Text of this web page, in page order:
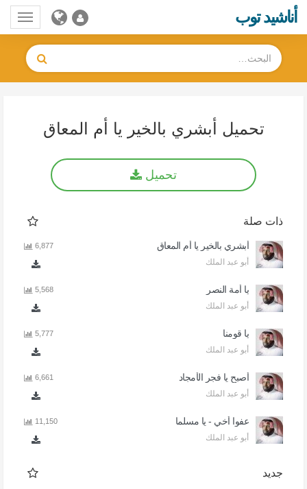
أناشيد توب
تحميل أبشري بالخير يا أم المعاق
تحميل
ذات صلة
أبشري بالخير يا أم المعاق
أبو عبد الملك
6,877
يا أمة النصر
أبو عبد الملك
5,568
يا قومنا
أبو عبد الملك
5,777
أصبح يا فجر الأمجاد
أبو عبد الملك
6,661
عفوا أخي - يا مسلما
أبو عبد الملك
11,150
جديد